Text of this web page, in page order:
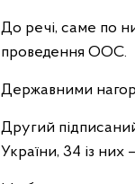
До речі, саме по
проведення ООС.
Державними
Другий
України, 34 із них